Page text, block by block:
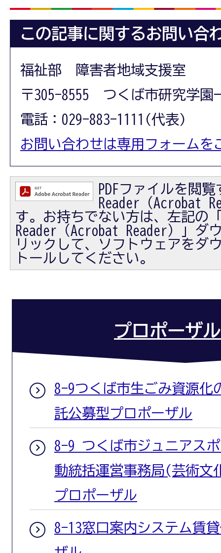
この記事に関するお問い合
福祉部 障害者地域支援室
〒305-8555 つくば市研究学園
電話：029-883-1111(代表)
お問い合わせは専用フォームを
PDFファイルを閲
Reader（Acrobat
す。お持ちでない方は、左記の
Reader（Acrobat Reader）」ダ
リックして、ソフトウェアをダ
トールしてください。
プロポーザ
8-9つくば市生ごみ資源化
託公募型プロポーザル
8-9 つくば市ジュニアス
動統括運営事務局(芸術文
プロポーザル
8-13窓口案内システム賃